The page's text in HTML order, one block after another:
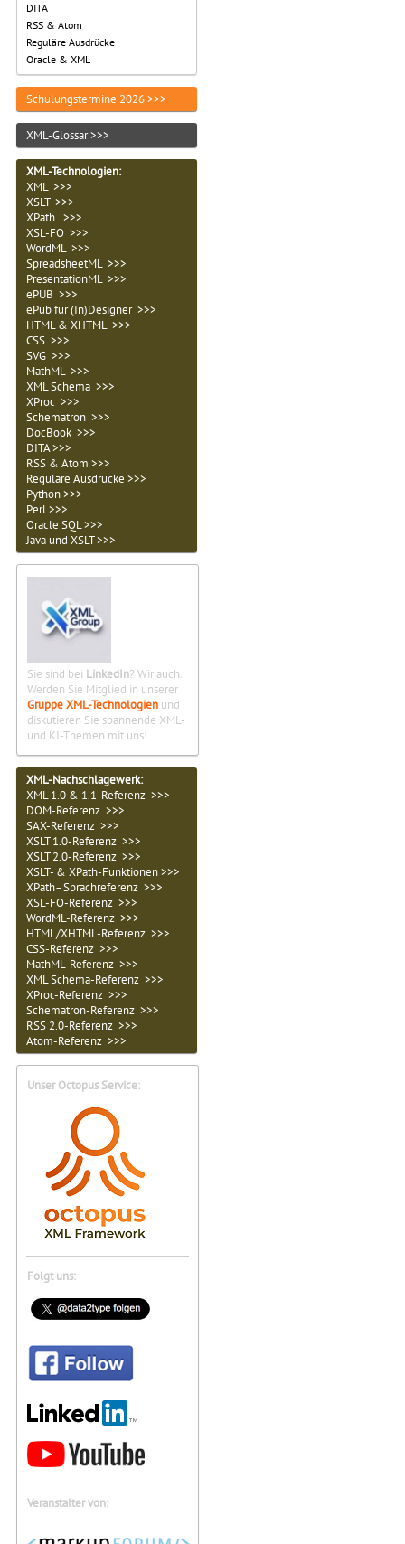
DITA
RSS & Atom
Reguläre Ausdrücke
Oracle & XML
Schulungstermine 2026 >>>
XML-Glossar >>>
XML-Technologien:
XML >>>
XSLT >>>
XPath >>>
XSL-FO >>>
WordML >>>
SpreadsheetML >>>
PresentationML >>>
ePUB >>>
ePub für (In)Designer >>>
HTML & XHTML >>>
CSS >>>
SVG >>>
MathML >>>
XML Schema >>>
XProc >>>
Schematron >>>
DocBook >>>
DITA >>>
RSS & Atom >>>
Reguläre Ausdrücke >>>
Python >>>
Perl >>>
Oracle SQL >>>
Java und XSLT >>>
Sie sind bei LinkedIn? Wir auch.
Werden Sie Mitglied in unserer
Gruppe XML-Technologien und
diskutieren Sie spannende XML-
und KI-Themen mit uns!
XML-Nachschlagewerk:
XML 1.0 & 1.1-Referenz >>>
DOM-Referenz >>>
SAX-Referenz >>>
XSLT 1.0-Referenz >>>
XSLT 2.0-Referenz >>>
XSLT- & XPath-Funktionen >>>
XPath–Sprachreferenz >>>
XSL-FO-Referenz >>>
WordML-Referenz >>>
HTML/XHTML-Referenz >>>
CSS-Referenz >>>
MathML-Referenz >>>
XML Schema-Referenz >>>
XProc-Referenz >>>
Schematron-Referenz >>>
RSS 2.0-Referenz >>>
Atom-Referenz >>>
Unser Octopus Service:
Folgt uns:
Veranstalter von: